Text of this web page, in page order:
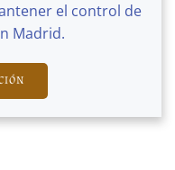
el control de
Madrid.